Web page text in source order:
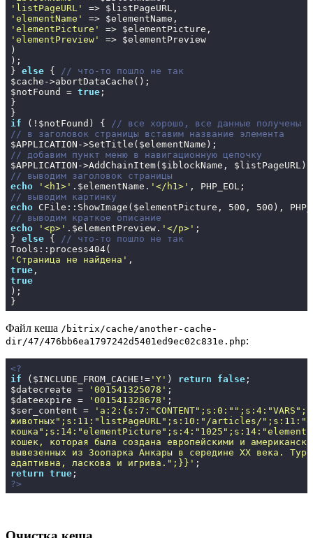
'listPageURL'
'elementName'
'elementPicture'
'elementPreview'
=> $elementPreview
)
);
} else {
// что-то пошло не так
$cache->abortDataCache();
$notFound = true;
}
if (!$notFound) {
// все хорошо, все данные получены
// в заголовок страницы вставим название элемента
// добавим пункт меню в навигационную цепочку
// выводим заголовок страницы
echo
'<h1>' .$elementName. '</h1>'
// выводим картинку
echo CFile::ShowImage($elementPicture, 500 , 500
// выводим краткое описание
echo
'<p>' .$elementPreview. '</p>' ;
} else {
// что-то пошло не так
'Страница не найдена'
true
true
);
}
Файл кеша /bitrix/cache/another-cache-
dir/47/476bb6ea1797242d5401ed9ec02c831e.php:
<?
if ($INCLUDE_FROM_CACHE!='Y' ) return false;
$datecreate =
'001541325078' ;
$dateexpire =
'001541328678' ;
$ser_content =
животных";s:11:"listPageURL";s:10:"/articles/
кошек, которая была создана европейскими и
вывезенных из Зоопарка Анкары в середине XX века.
адаптивна, ласкова и игрива.";}}'
return true
?>